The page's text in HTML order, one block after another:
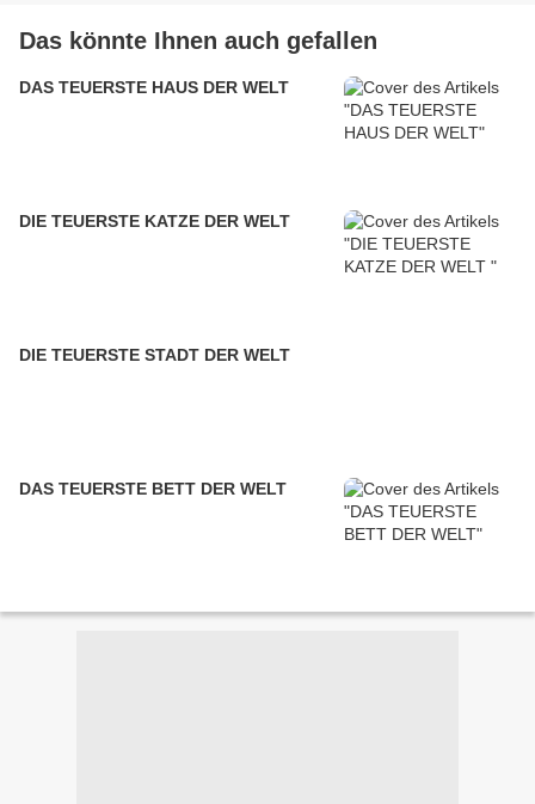
Das könnte Ihnen auch gefallen
DAS TEUERSTE HAUS DER WELT
DIE TEUERSTE KATZE DER WELT
DIE TEUERSTE STADT DER WELT
DAS TEUERSTE BETT DER WELT